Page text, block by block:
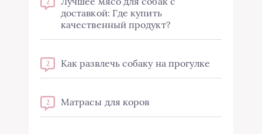
2
доставкой: Где купить
качественный продукт?
2 Как развлечь собаку на прогулке
2 Матрасы для коров